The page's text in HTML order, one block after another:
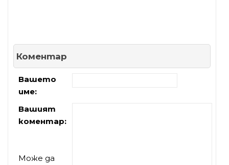
Коментар
Вашето
име:
Вашият
коментар:
Може да